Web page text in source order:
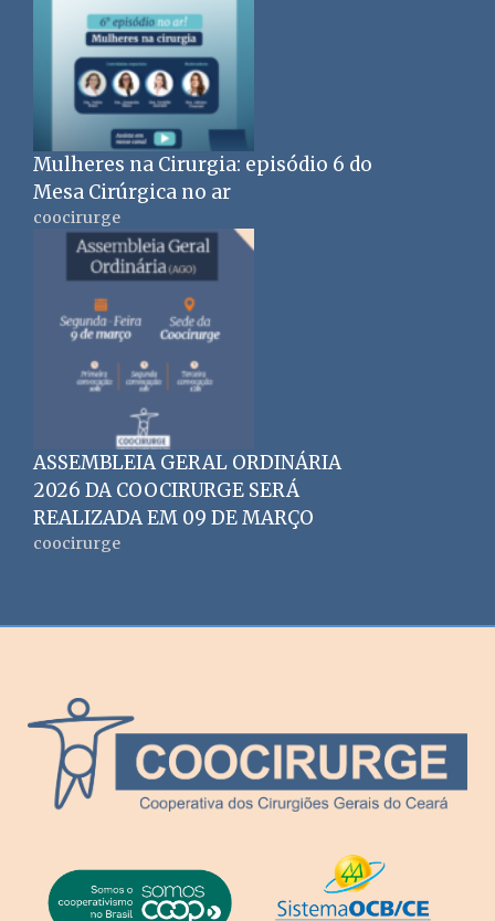
Mulheres na Cirurgia: episódio 6 do
Mesa Cirúrgica no ar
coocirurge
ASSEMBLEIA GERAL ORDINÁRIA
2026 DA COOCIRURGE SERÁ
REALIZADA EM 09 DE MARÇO
coocirurge